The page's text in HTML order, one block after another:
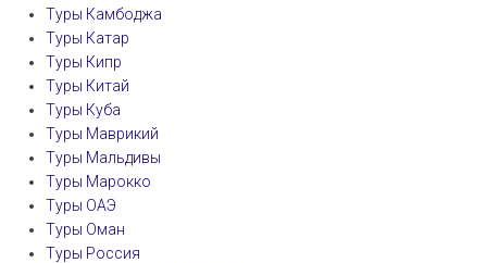
Туры Камбоджа
Туры Катар
Туры Кипр
Туры Китай
Туры Куба
Туры Маврикий
Туры Мальдивы
Туры Марокко
Туры ОАЭ
Туры Оман
Туры Россия